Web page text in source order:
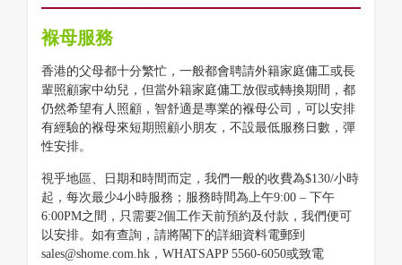
褓母服務
香港的父母都十分繁忙，一般都會聘請外籍家庭傭工或長
輩照顧家中幼兒，但當外籍家庭傭工放假或轉換期間，都
仍然希望有人照顧，智舒適是專業的褓母公司，可以安排
有經驗的褓母來短期照顧小朋友，不設最低服務日數，彈
性安排。
視乎地區、日期和時間而定，我們一般的收費為$130/小時
起，每次最少4小時服務；服務時間為上午9:00 – 下午
6:00PM之間，只需要2個工作天前預約及付款，我們便可
以安排。如有查詢，請將閣下的詳細資料電郵到
sales@shome.com.hk，WHATSAPP 5560-6050或致電